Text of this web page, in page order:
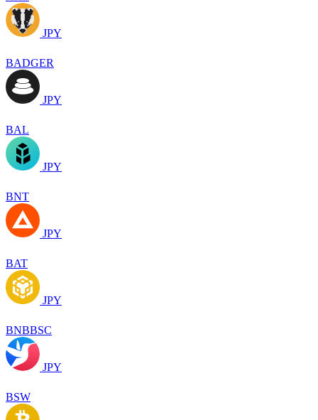
JPY
BADGER
JPY
BAL
JPY
BNT
JPY
BAT
JPY
BNBBSC
JPY
BSW